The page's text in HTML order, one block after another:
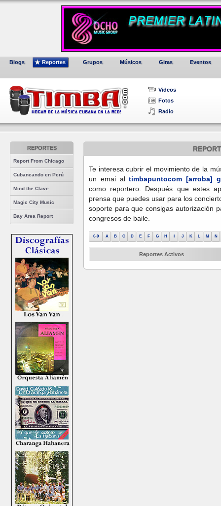
Blogs Reportes Grupos Músicos Giras Eventos
Videos
Fotos
Radio
REPORTES
Report From Chicago
Cubaneando en Perú
Mind the Clave
Magic City Music
Bay Area Report
Te interesa cubrir el movimiento de la
un emai altimbapuntocom [arroba]
como reportero. Después que estes
prensa que puedes usar para los
soporte para que consigas autorización
congresos de baile.
0-9 A B C D E F G H J K L M N
Reportes Activos